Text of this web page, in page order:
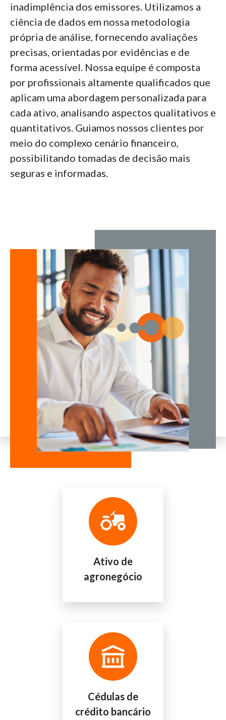
inadimplência dos emissores. Utilizamos a
ciência de dados em nossa metodologia
própria de análise, fornecendo avaliações
precisas, orientadas por evidências e de
forma acessível. Nossa equipe é composta
por profissionais altamente qualificados que
aplicam uma abordagem personalizada para
cada ativo, analisando aspectos qualitativos e
quantitativos. Guiamos nossos clientes por
meio do complexo cenário financeiro,
possibilitando tomadas de decisão mais
seguras e informadas.
Ativo de
agronegócio
Cédulas de
crédito bancário